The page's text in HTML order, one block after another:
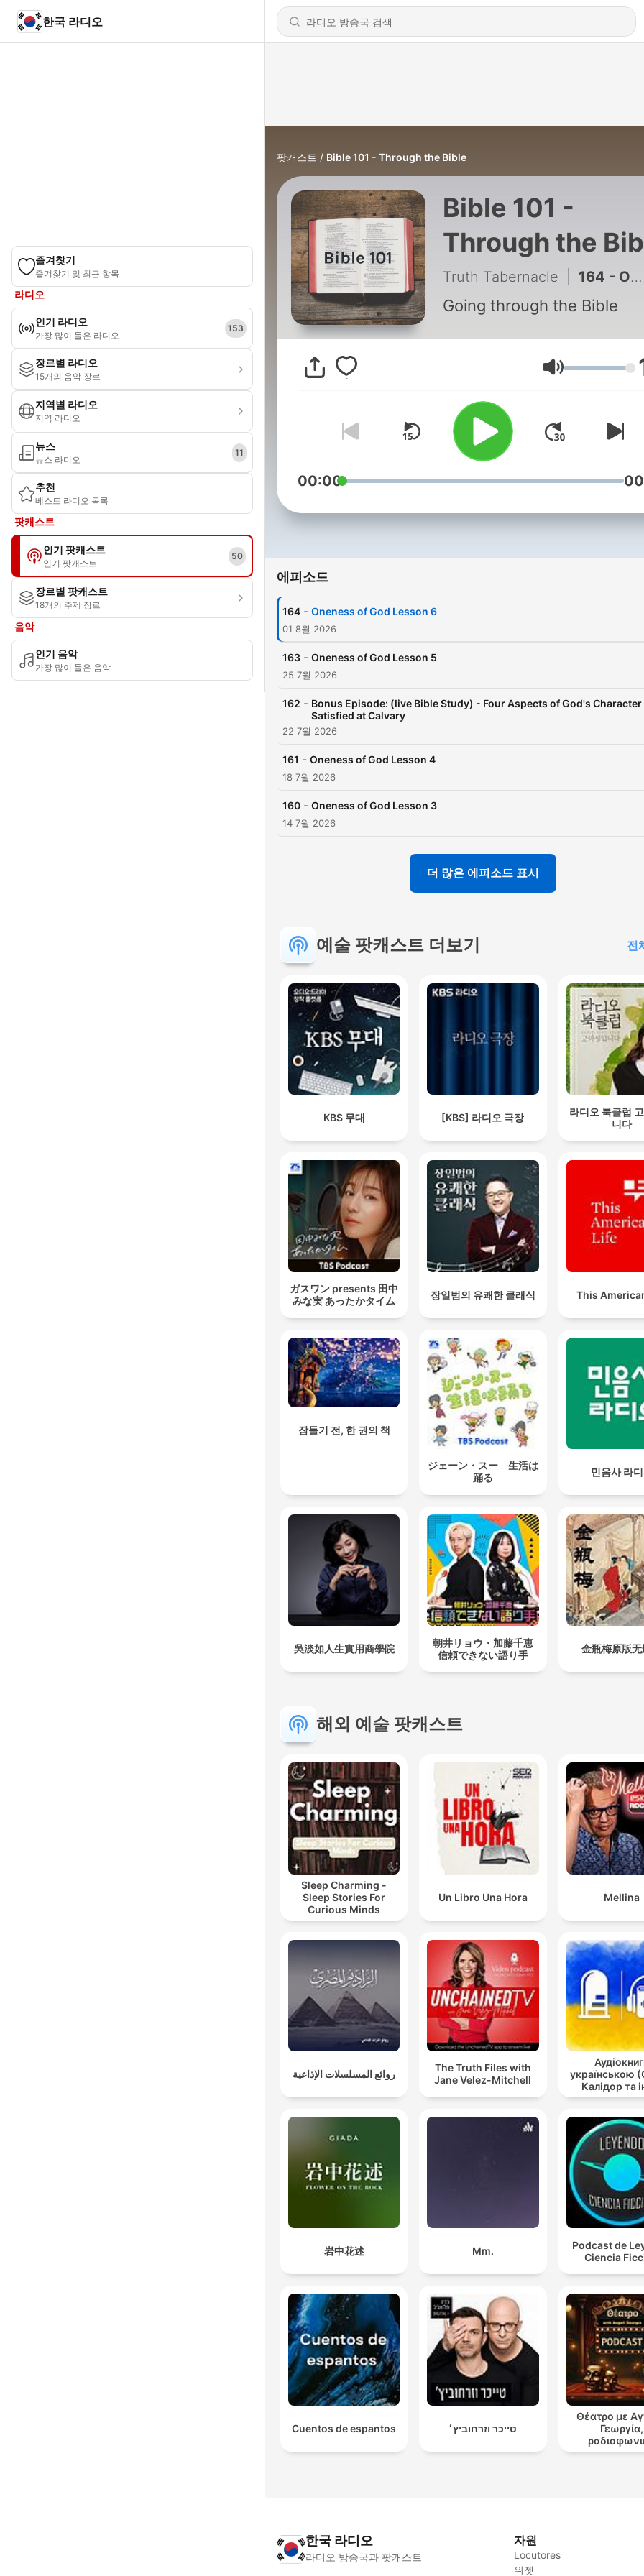
한국 라디오
즐겨찾기
즐겨찾기 및 최근 항목
라디오
인기 라디오
가장 많이 들은 라디오
153
장르별 라디오
15개의 음악 장르
지역별 라디오
지역 라디오
뉴스
뉴스 라디오
11
추천
베스트 라디오 목록
팟캐스트
인기 팟캐스트
인기 팟캐스트
50
장르별 팟캐스트
18개의 주제 장르
음악
인기 음악
가장 많이 들은 음악
팟캐스트 Bible 101 - Through the Bible
Bible 101 -
Through the
Truth Tabernacle 164 - Oneness of God Lesson 6
Going through the Bible
음량
00:00
에피소드
164 - Oneness of God Lesson 6
01 8월 2026
163 - Oneness of God Lesson 5
25 7월 2026
162 - Bonus Episode: (live Bible Study) - Four Aspects of God's Character
Satisfied at Calvary
22 7월 2026
161 - Oneness of God Lesson 4
18 7월 2026
160 - Oneness of God Lesson 3
14 7월 2026
더 많은 에피소드 표시
예술 팟캐스트 더보기 전
KBS 무대 [KBS] 라디오 극장
라디오 북클럽
니다
ガスワン presents 田中
みな実 あったかタイム
장일범의 유쾌한 클래식 This
잠들기 전, 한 권의 책
ジェーン・スー 生活は
踊る
민음사 라
吳淡如人生實用商學院
朝井リョウ・加藤千恵
信頼できない語り手
金瓶梅原版
해외 예술 팟캐스트
Sleep Charming -
Sleep Stories For
Curious Minds
Un Libro Una Hora Mellina
روائع المسلسلات الإذاعية
The Truth Files with
Jane Velez-Mitchell
українською
Калідор та
岩中花述 Mm.
Podcast de
Ciencia
Cuentos de espantos טייכר וזרחוביץ׳
Θέατρο με
Γεωργία,
θεατρικά
한국 라디오
라디오 방송국과 팟캐스트
자원
Locutores
위젯